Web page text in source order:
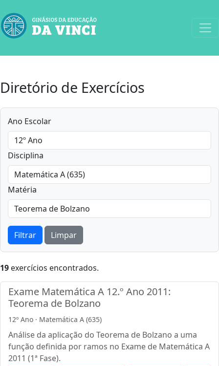
Diretório de Exercícios
Ano Escolar
Disciplina
Matéria
Filtrar Limpar
19 exercícios encontrados.
Exame Matemática A 12.º Ano 2011:
Teorema de Bolzano
12º Ano · Matemática A (635)
Análise da aplicação do Teorema de Bolzano a uma
função definida por ramos no Exame de Matemática A
2011 (1ª Fase).